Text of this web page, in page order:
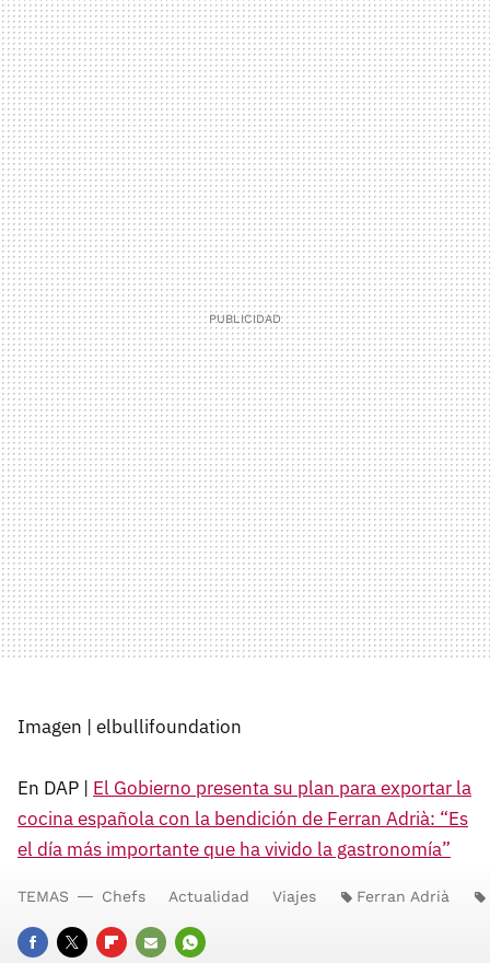
Imagen | elbullifoundation
En DAP | El Gobierno presenta su plan para exportar la
cocina española con la bendición de Ferran Adrià: “Es
el día más importante que ha vivido la gastronomía”
TEMAS Chefs Actualidad Viajes Ferran Adrià